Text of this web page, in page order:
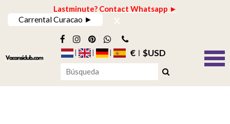
Lastminute? Contact Whatsapp ►
Carrental Curacao ► x
€ $USD